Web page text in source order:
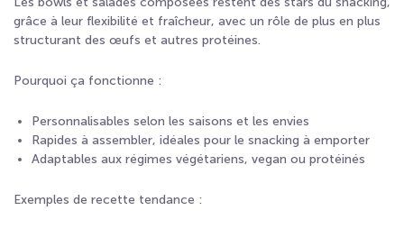
grâce à leur flexibilité et fraîcheur, avec un rôle de plus en plus
structurant des œufs et autres protéines.
Pourquoi ça fonctionne :
Personnalisables selon les saisons et les envies
Rapides à assembler, idéales pour le snacking à emporter
Adaptables aux régimes végétariens, vegan ou protéinés
Exemples de recette tendance :